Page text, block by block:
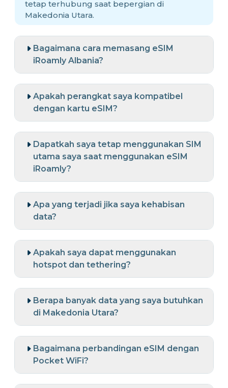
tetap terhubung saat bepergian di
Makedonia Utara.
Bagaimana cara memasang eSIM
iRoamly Albania?
Apakah perangkat saya kompatibel
dengan kartu eSIM?
Dapatkah saya tetap menggunakan SIM
utama saya saat menggunakan eSIM
iRoamly?
Apa yang terjadi jika saya kehabisan
data?
Apakah saya dapat menggunakan
hotspot dan tethering?
Berapa banyak data yang saya butuhkan
di Makedonia Utara?
Bagaimana perbandingan eSIM dengan
Pocket WiFi?